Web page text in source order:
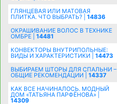
ГЛЯНЦЕВАЯ ИЛИ МАТОВАЯ
ПЛИТКА. ЧТО ВЫБРАТЬ? | 14836
ОКРАШИВАНИЕ ВОЛОС В ТЕХНИКЕ
ОМБРЕ | 14481
КОНВЕКТОРЫ ВНУТРИПОЛЬНЫЕ:
ВИДЫ И ХАРАКТЕРИСТИКИ | 14473
ВЫБИРАЕМ ШТОРЫ ДЛЯ СПАЛЬНИ –
ОБЩИЕ РЕКОМЕНДАЦИИ | 14337
КАК ВСЕ НАЧИНАЛОСЬ. МОДНЫЙ
ДОМ «ТАТЬЯНА ПАРФЁНОВА» |
14309